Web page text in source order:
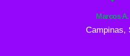
Marcos A.
Campinas,